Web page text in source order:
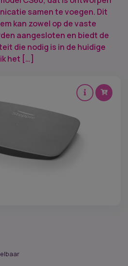
samen te voegen. Dit
kan zowel op de vaste
aangesloten en biedt de
die nodig is in de huidige
het […]